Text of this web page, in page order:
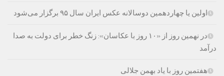
اولین یا چهاردهمین دوسالانه عکس ایران سال ۹۵ برگزار می‌شود
در نهمین روز از «۱۰ روز با عکاسان»: زنگ خطر برای دولت به صدا
درآمد
هفتمین روز با یاد بهمن جلالی